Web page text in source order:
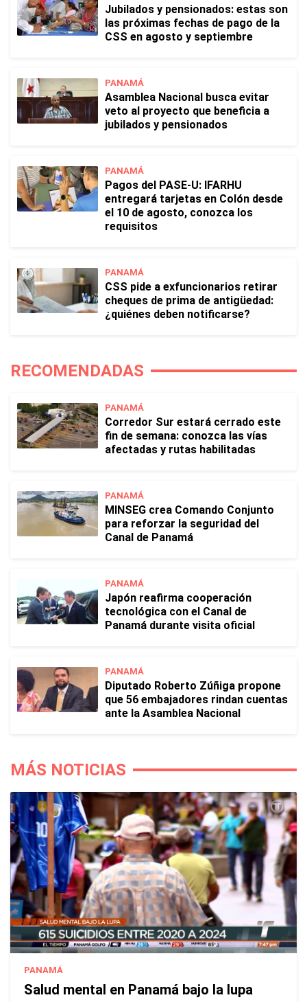
Jubilados y pensionados: estas son
las próximas fechas de pago de la
CSS en agosto y septiembre
PANAMÁ
Asamblea Nacional busca evitar
veto al proyecto que beneficia a
jubilados y pensionados
PANAMÁ
Pagos del PASE-U: IFARHU
entregará tarjetas en Colón desde
el 10 de agosto, conozca los
requisitos
PANAMÁ
CSS pide a exfuncionarios retirar
cheques de prima de antigüedad:
¿quiénes deben notificarse?
RECOMENDADAS
PANAMÁ
Corredor Sur estará cerrado este
fin de semana: conozca las vías
afectadas y rutas habilitadas
PANAMÁ
MINSEG crea Comando Conjunto
para reforzar la seguridad del
Canal de Panamá
PANAMÁ
Japón reafirma cooperación
tecnológica con el Canal de
Panamá durante visita oficial
PANAMÁ
Diputado Roberto Zúñiga propone
que 56 embajadores rindan cuentas
ante la Asamblea Nacional
MÁS NOTICIAS
PANAMÁ
Salud mental en Panamá bajo la lupa